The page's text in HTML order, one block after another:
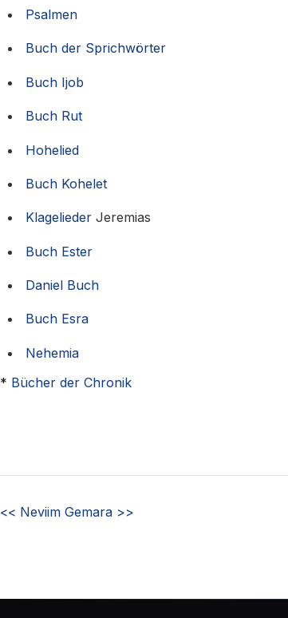
Psalmen
Buch der Sprichwörter
Buch Ijob
Buch Rut
Hohelied
Buch Kohelet
Klagelieder Jeremias
Buch Ester
Daniel Buch
Buch Esra
Nehemia
* Bücher der Chronik
<< Neviim Gemara >>